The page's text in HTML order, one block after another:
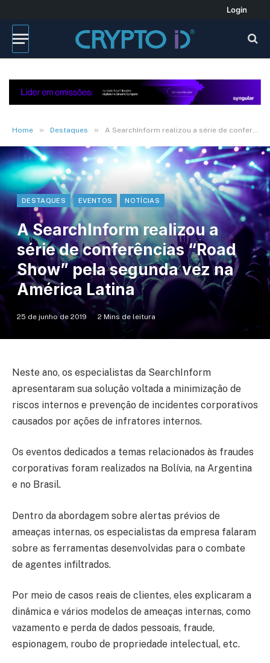
Login
Home » Destaques » A SearchInform realizou a série de conferências “Road Show” pela segunda vez na América Latina
DESTAQUES EVENTOS NOTÍCIAS
A SearchInform realizou a
série de conferências “Road
Show” pela segunda vez na
América Latina
25 de junho de 2019 2 Mins de leitura
Neste ano, os especialistas da SearchInform
apresentaram sua solução voltada a minimização de
riscos internos e prevenção de incidentes corporativos
causados por ações de infratores internos.
Os eventos dedicados a temas relacionados às fraudes
corporativas foram realizados na Bolívia, na Argentina
e no Brasil.
Dentro da abordagem sobre alertas prévios de
ameaças internas, os especialistas da empresa falaram
sobre as ferramentas desenvolvidas para o combate
de agentes infiltrados.
Por meio de casos reais de clientes, eles explicaram a
dinâmica e vários modelos de ameaças internas, como
vazamento e perda de dados pessoais, fraude,
espionagem, roubo de propriedade intelectual, etc.